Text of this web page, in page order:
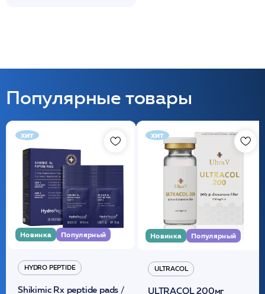
Популярные товары
хит
Новинка Популярный
HYDRO PEPTIDE
Shikimic Rx peptide pads /
хит
Новинка Популярный
ULTRACOL
ULTRACOL 200мг